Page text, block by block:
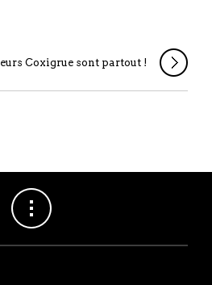
Coxigrue sont partout !